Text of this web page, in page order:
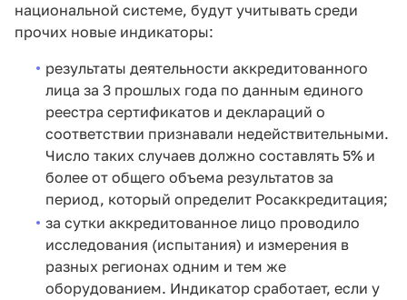
национальной системе, будут учитывать среди
прочих новые индикаторы:
результаты деятельности аккредитованного
лица за 3 прошлых года по данным единого
реестра сертификатов и деклараций о
соответствии признавали недействительными.
Число таких случаев должно составлять 5% и
более от общего объема результатов за
период, который определит Росаккредитация;
за сутки аккредитованное лицо проводило
исследования (испытания) и измерения в
разных регионах одним и тем же
оборудованием. Индикатор сработает, если у